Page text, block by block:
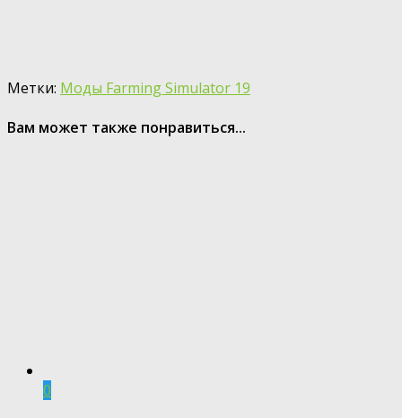
Метки: Моды Farming Simulator 19
Вам может также понравиться...
0